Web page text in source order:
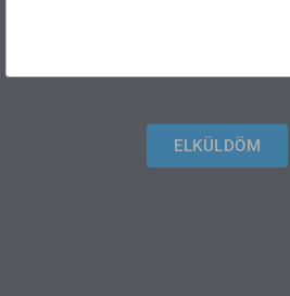
ELKÜLDÖM